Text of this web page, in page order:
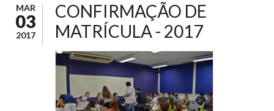
MAR
03
2017
CONFIRMAÇÃO DE
MATRÍCULA - 2017